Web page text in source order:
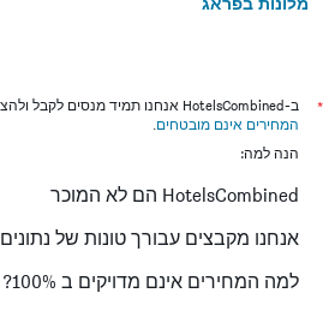
מלונות בבנגקוק
מלונות בלונדון
מלונות בפאפוס
מלונות בלימסול
מלונות בפאטונג
*
ב-HotelsCombined אנחנו תמיד מנסים לקבל ולהציג תמחור מדויק, עם זאת,
המחירים אינם מובטחים.
הנה למה:
HotelsCombined הם לא המוכר
אנחנו מקבצים עבורך טונות של נתונים
למה המחירים אינם מדויקים ב 100%?